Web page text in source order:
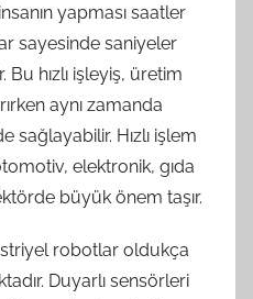
yapması saatler
sayesinde saniyeler
hızlı işleyiş, üretim
aynı zamanda
sağlayabilir. Hızlı işlem
elektronik, gıda
büyük önem taşır.
robotlar oldukça
Duyarlı sensörleri